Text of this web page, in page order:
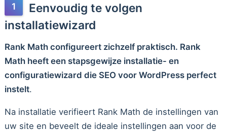
Eenvoudig te volgen
installatiewizard
Rank Math configureert zichzelf praktisch. Rank
Math heeft een stapsgewijze installatie- en
configuratiewizard die SEO voor WordPress perfect
instelt.
Na installatie verifieert Rank Math de instellingen van
uw site en beveelt de ideale instellingen aan voor de